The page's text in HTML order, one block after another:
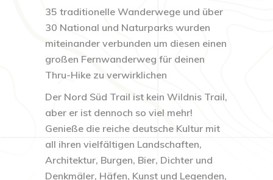
35 traditionelle Wanderwege und über
30 National und Naturparks wurden
miteinander verbunden um diesen einen
großen Fernwanderweg für deinen
Thru-Hike zu verwirklichen
Der Nord Süd Trail ist kein Wildnis Trail,
aber er ist dennoch so viel mehr!
Genieße die reiche deutsche Kultur mit
all ihren vielfältigen Landschaften,
Architektur, Burgen, Bier, Dichter und
Denkmäler, Häfen, Kunst und Legenden,